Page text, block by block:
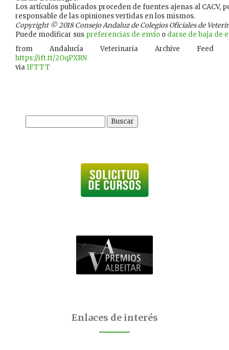
Los artículos publicados proceden de fuentes ajenas al CACV,
responsable de las opiniones vertidas en los mismos.
Copyright © 2018 Consejo Andaluz de Colegios Oficiales de
Puede modificar sus preferencias de envío o darse de baja de
from Andalucía Veterinaria Archive Feed
https://ift.tt/2OqPXRN
viaIFTTT
Buscar:
Enlaces de interés